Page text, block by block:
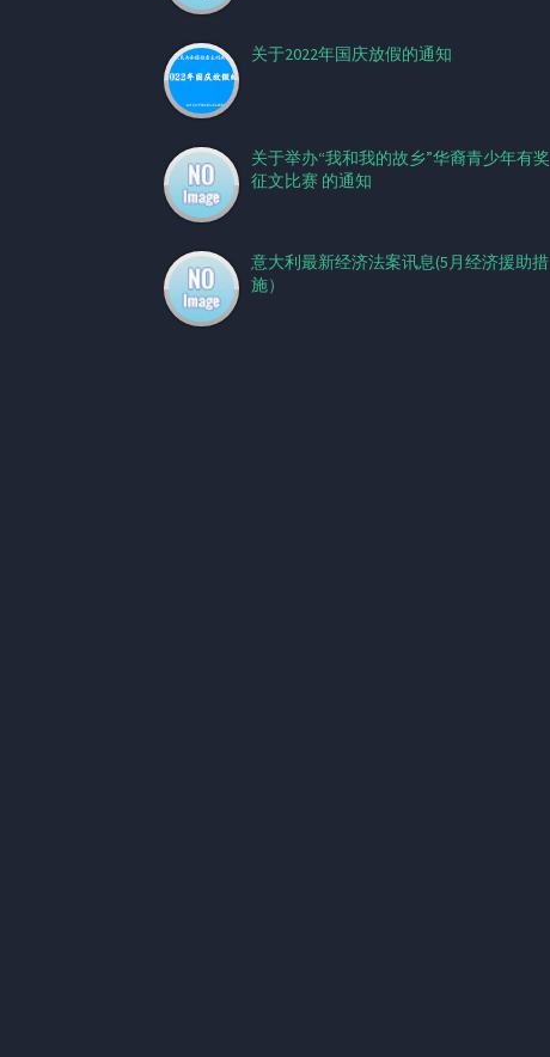
关于2022年国庆放假的通知
关于举办“我和我的故乡”华裔青少年有奖
征文比赛 的通知
意大利最新经济法案讯息(5月经济援助措
施）